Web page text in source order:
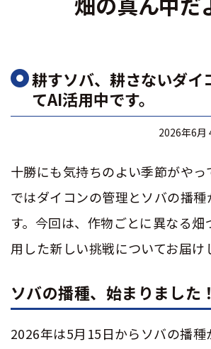
耕すソバ、耕さないダイ
てAI活用中です。
2026年6月
十勝にも気持ちのよい季節がやっ
ではダイコンの管理とソバの播
す。今回は、作物ごとに異なる畑
用した新しい挑戦についてお届け
ソバの播種、始まりました！
2026年は5月 15日からソバの播種